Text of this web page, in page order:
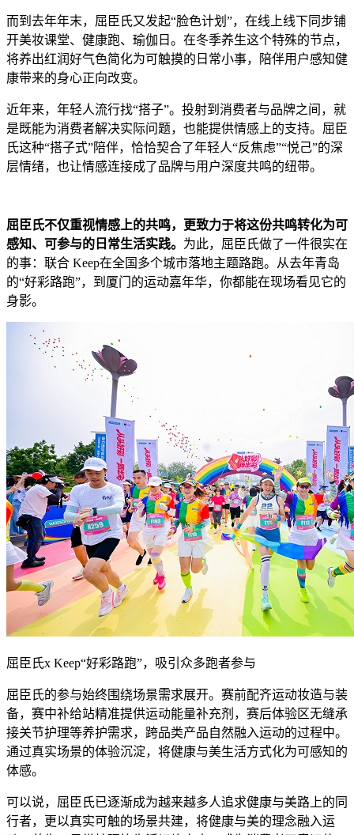
而到去年年末，屈臣氏又发起“脸色计划”，在线上线下同步铺
开美妆课堂、健康跑、瑜伽日。在冬季养生这个特殊的节点，
将养出红润好气色简化为可触摸的日常小事，陪伴用户感知健
康带来的身心正向改变。
近年来，年轻人流行找“搭子”。投射到消费者与品牌之间，就
是既能为消费者解决实际问题，也能提供情感上的支持。屈臣
氏这种“搭子式”陪伴，恰恰契合了年轻人“反焦虑”“悦己”的深
层情绪，也让情感连接成了品牌与用户深度共鸣的纽带。
屈臣氏不仅重视情感上的共鸣，更致力于将这份共鸣转化为可
感知、可参与的日常生活实践。 为此，屈臣氏做了一件很实在
的事：联合 Keep在全国多个城市落地主题路跑。从去年青岛
的“好彩路跑”，到厦门的运动嘉年华，你都能在现场看见它的
身影。
屈臣氏x Keep“好彩路跑”，吸引众多跑者参与
屈臣氏的参与始终围绕场景需求展开。赛前配齐运动妆造与装
备，赛中补给站精准提供运动能量补充剂，赛后体验区无缝承
接关节护理等养护需求，跨品类产品自然融入运动的过程中。
通过真实场景的体验沉淀，将健康与美生活方式化为可感知的
体感。
可以说，屈臣氏已逐渐成为越来越多人追求健康与美路上的同
行者，更以真实可触的场景共建，将健康与美的理念融入运